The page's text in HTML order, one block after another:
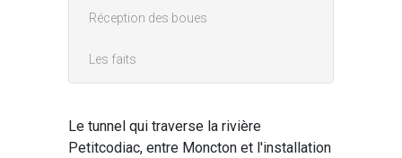
Le tunnel qui traverse la rivière
Petitcodiac, entre Moncton et l'installation
Réception des boues
Les faits